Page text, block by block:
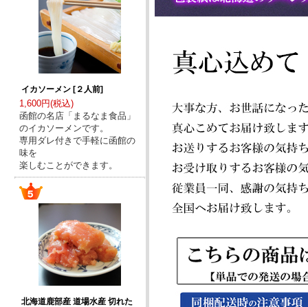
イカソーメン [２人前]
1,600円(税込)
函館の名店「まるなま食品」
のイカソーメンです。
専用ダレ付きで手軽に函館の
味を
楽しむことができます。
北海道鹿部産 道場水産 切れた